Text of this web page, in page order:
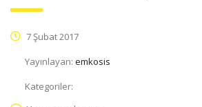
7 Şubat 2017
Yayınlayan: emkosis
Kategoriler: